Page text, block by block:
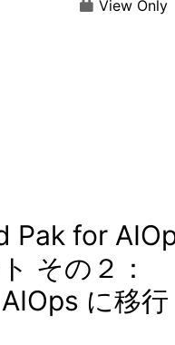
View Only
Pak for
その２：
に移行